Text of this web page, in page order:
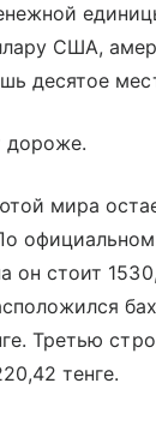
США,
десятое
дороже.
мира
он стоит
Третью
тенге.